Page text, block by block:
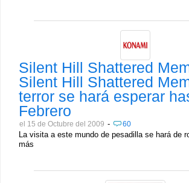
Silent Hill Shattered
Silent Hill Shattered
terror se hará esperar
Febrero
el 15 de Octubre del 2009 - 60
La visita a este mundo de pesadilla se hará de
más